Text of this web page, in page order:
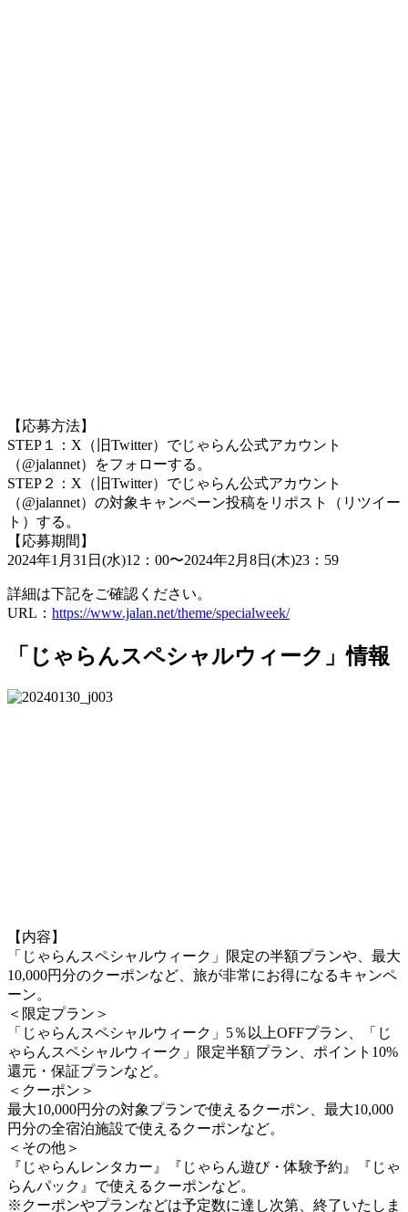
【応募方法】
STEP１：X（旧Twitter）でじゃらん公式アカウント
（@jalannet）をフォローする。
STEP２：X（旧Twitter）でじゃらん公式アカウント
（@jalannet）の対象キャンペーン投稿をリポスト（リツイー
ト）する。
【応募期間】
2024年1月31日(水)12：00〜2024年2月8日(木)23：59
詳細は下記をご確認ください。
URL： https://www.jalan.net/theme/specialweek/
「じゃらんスペシャルウィーク」情報
【内容】
「じゃらんスペシャルウィーク」限定の半額プランや、最大
10,000円分のクーポンなど、旅が非常にお得になるキャンペ
ーン。
＜限定プラン＞
「じゃらんスペシャルウィーク」5％以上OFFプラン、「じ
ゃらんスペシャルウィーク」限定半額プラン、ポイント10%
還元・保証プランなど。
＜クーポン＞
最大10,000円分の対象プランで使えるクーポン、最大10,000
円分の全宿泊施設で使えるクーポンなど。
＜その他＞
『じゃらんレンタカー』『じゃらん遊び・体験予約』『じゃ
らんパック』で使えるクーポンなど。
※クーポンやプランなどは予定数に達し次第、終了いたしま